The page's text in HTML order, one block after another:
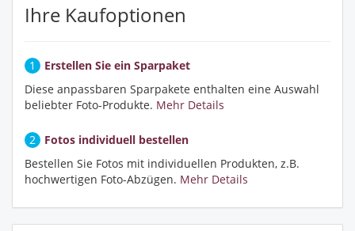
Ihre Kaufoptionen
1
Erstellen Sie ein Sparpaket
Diese anpassbaren Sparpakete enthalten eine Auswahl
beliebter Foto-Produkte. Mehr Details
2
Fotos individuell bestellen
Bestellen Sie Fotos mit individuellen Produkten, z.B.
hochwertigen Foto-Abzügen. Mehr Details